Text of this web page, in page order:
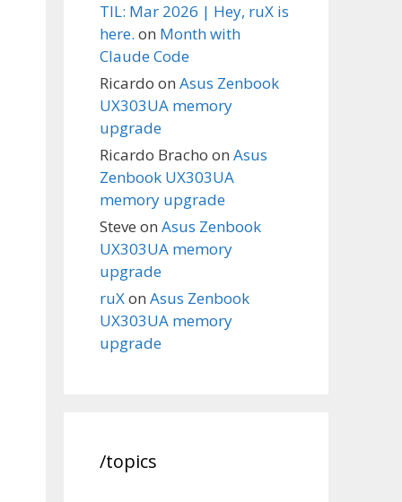
TIL: Mar 2026 | Hey, ruX is
here. on Month with
Claude Code
Ricardo on Asus Zenbook
UX303UA memory
upgrade
Ricardo Bracho on Asus
Zenbook UX303UA
memory upgrade
Steve on Asus Zenbook
UX303UA memory
upgrade
ruXon Asus Zenbook
UX303UA memory
upgrade
/topics